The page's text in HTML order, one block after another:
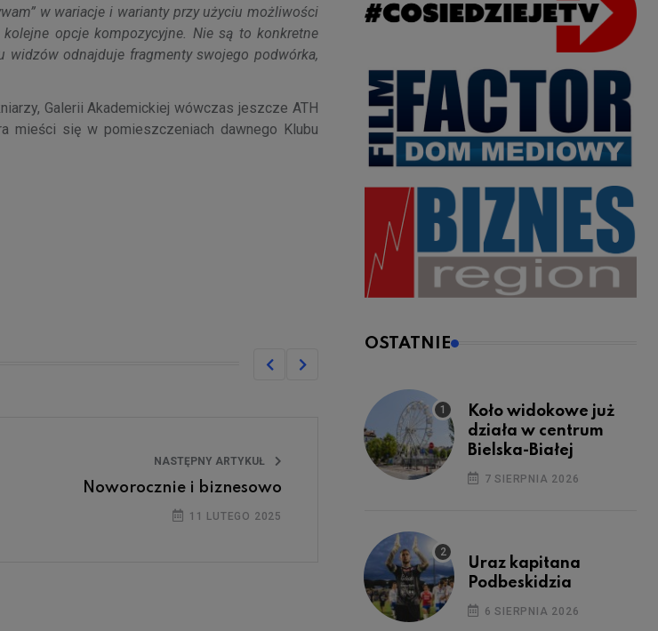
w wariacje i warianty przy użyciu możliwości
opcje kompozycyjne. Nie są to konkretne
widzów odnajduje fragmenty swojego podwórka,
Galerii Akademickiej wówczas jeszcze ATH
mieści się w pomieszczeniach dawnego Klubu
NASTĘPNY ARTYKUŁ
Noworocznie i biznesowo
11 LUTEGO 2025
OSTATNIE
Koło widokowe już
działa w centrum
Bielska-Białej
7 SIERPNIA 2026
Uraz kapitana
Podbeskidzia
6 SIERPNIA 2026